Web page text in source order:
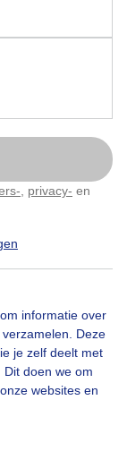
privacy- en
informatie over
Deze
je zelf deelt met
doen we om
websites en